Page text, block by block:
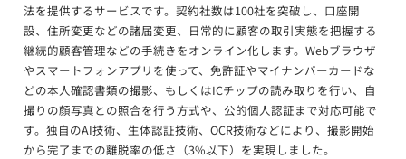
法を提供するサービスです。契約社数は100社を突破し、口座開
設、住所変更などの諸届変更、日常的に顧客の取引実態を把握する
継続的顧客管理などの手続きをオンライン化します。Webブラウザ
やスマートフォンアプリを使って、免許証やマイナンバーカードな
どの本人確認書類の撮影、もしくはICチップの読み取りを行い、自
撮りの顔写真との照合を行う方式や、公的個人認証まで対応可能で
す。独自のAI技術、生体認証技術、OCR技術などにより、撮影開始
から完了までの離脱率の低さ（3%以下）を実現しました。